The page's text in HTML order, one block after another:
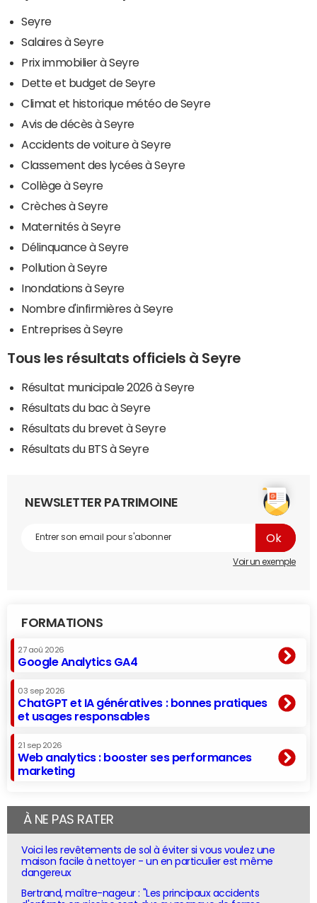
Seyre
Salaires à Seyre
Prix immobilier à Seyre
Dette et budget de Seyre
Climat et historique météo de Seyre
Avis de décès à Seyre
Accidents de voiture à Seyre
Classement des lycées à Seyre
Collège à Seyre
Crèches à Seyre
Maternités à Seyre
Délinquance à Seyre
Pollution à Seyre
Inondations à Seyre
Nombre d'infirmières à Seyre
Entreprises à Seyre
Tous les résultats officiels à Seyre
Résultat municipale 2026 à Seyre
Résultats du bac à Seyre
Résultats du brevet à Seyre
Résultats du BTS à Seyre
NEWSLETTER PATRIMOINE
Voir un exemple
FORMATIONS
27 aoû 2026
Google Analytics GA4
03 sep 2026
ChatGPT et IA génératives : bonnes pratiques
et usages responsables
21 sep 2026
Web analytics : booster ses performances
marketing
À NE PAS RATER
Voici les revêtements de sol à éviter si vous voulez une
maison facile à nettoyer - un en particulier est même
dangereux
Bertrand, maître-nageur : "Les principaux accidents